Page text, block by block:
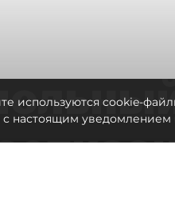
используются cookie-
с настоящим уведомлением